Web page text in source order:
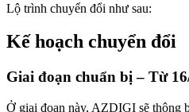
Lộ trình chuyển đổi như sau:
Kế hoạch chuyển đổi
Giai đoạn chuẩn bị – Từ
Ở giai đoạn này, AZDIGI sẽ thông